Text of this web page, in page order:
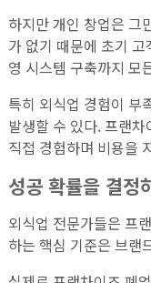
하지만 개인 창업은 그
가 없기 때문에 초기
영 시스템 구축까지 모
특히 외식업 경험이 부
발생할 수 있다. 프랜
직접 경험하며 비용을
성공 확률을 결정
외식업 전문가들은 프
하는 핵심 기준은 브랜